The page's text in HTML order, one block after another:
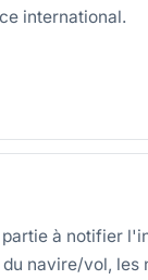
international.
à notifier
navire/vol,